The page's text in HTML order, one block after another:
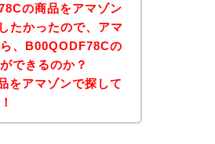
の商品をアマゾン
たかったので、アマ
、B00QODF78Cの
できるのか？
をアマゾンで探して